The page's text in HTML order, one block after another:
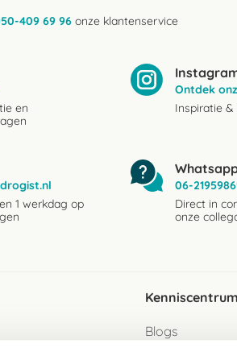
409 69 96 onze klantenservice
en
Ontdek
Inspiratie
1 werkdag op
06-
Direct in
onze
Kenniscentrum
Blogs